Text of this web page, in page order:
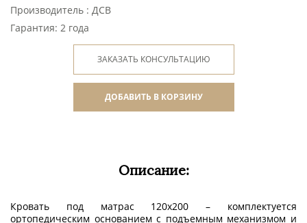
Производитель : ДСВ
Гарантия: 2 года
ЗАКАЗАТЬ КОНСУЛЬТАЦИЮ
ДОБАВИТЬ В КОРЗИНУ
Описание:
Кровать под матрас 120х200 – комплектуется
ортопедическим основанием с подъемным механизмом и